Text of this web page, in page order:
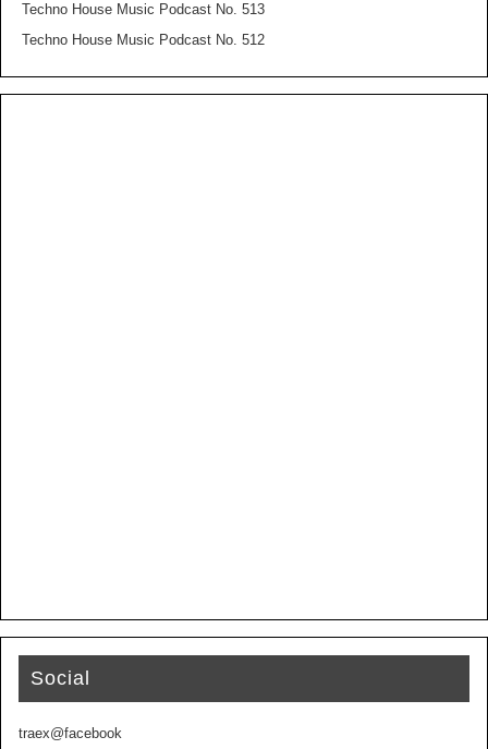
Techno House Music Podcast No. 513
Techno House Music Podcast No. 512
Social
traex@facebook